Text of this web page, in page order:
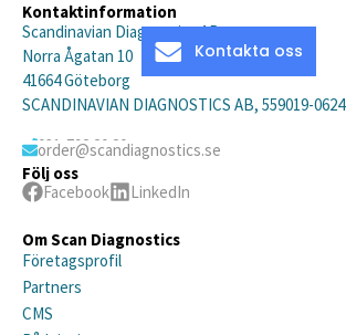
Kontaktinformation
Scandinavian Diagnostics AB
Norra Ågatan 10
41664 Göteborg
SCANDINAVIAN DIAGNOSTICS AB, 559019-0624
031-792 20 20
order@scandiagnostics.se
Följ oss
Facebook
LinkedIn
Om Scan Diagnostics
Företagsprofil
Partners
CMS
Kontakta oss